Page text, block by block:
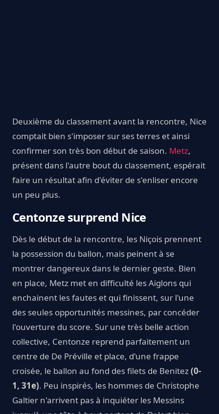
Deuxième du classement avant la rencontre, Nice
comptait bien s'imposer sur ses terres et ainsi
confirmer son très bon début de saison. Metz,
présent dans l'autre bout du classement, espérait
faire un résultat afin d'éviter de s'enliser encore
un peu plus.
Centonze surprend Nice
Dès le début de la rencontre, les Niçois prennent
la possession du ballon, mais peinent à se
montrer dangereux dans le dernier geste. Bien
en place, Metz met en difficulté les Aiglons qui
enchainent les fautes et qui finissent, sur l'une
des seules opportunités messines, par concéder
l'ouverture du score. Sur une très belle action
collective, Centonze reprend parfaitement un
centre de De Préville et place, d'une frappe
croisée, le ballon au fond des filets de Benitez(0-
1, 31e). Peu inspirés, les hommes de Christophe
Galtier n'arrivent pas à inquiéter les Messins